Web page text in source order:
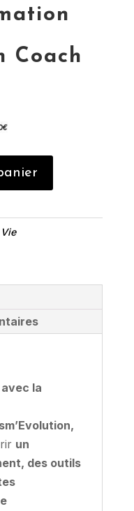
Coach
la
un
des outils